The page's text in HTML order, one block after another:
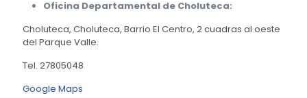
Oficina Departamental de Choluteca:
Choluteca, Choluteca, Barrio El Centro, 2 cuadras al oeste
del Parque Valle.
Tel. 27805048
Google Maps